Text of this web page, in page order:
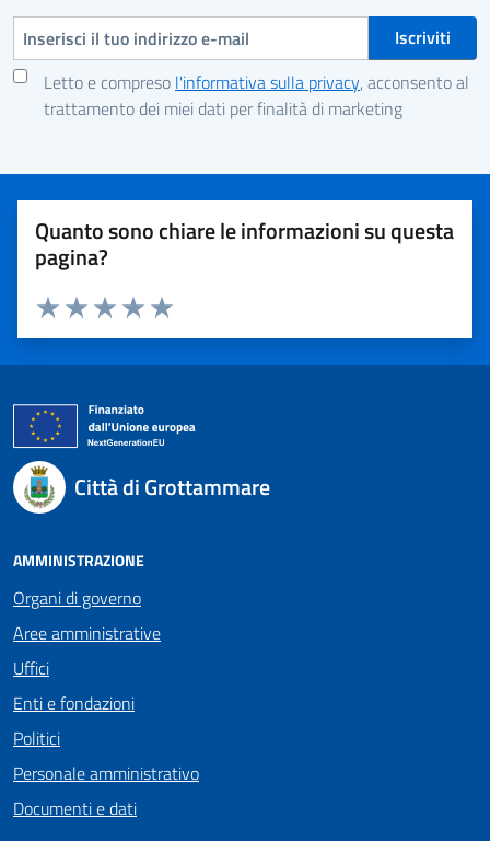
Indirizzo e-mail
Letto e compreso l'informativa sulla privacy, acconsento al
trattamento dei miei dati per finalità di marketing
Quanto sono chiare le informazioni su questa
pagina?
Valuta 5 stelle su 5
Valuta 4 stelle su 5
Valuta 3 stelle su 5
Valuta 2 stelle su 5
Valuta 1 stelle su 5
Città di Grottammare
AMMINISTRAZIONE
Organi di governo
Aree amministrative
Uffici
Enti e fondazioni
Politici
Personale amministrativo
Documenti e dati